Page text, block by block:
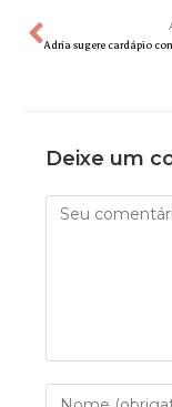
Adria sugere cardápio
Deixe um